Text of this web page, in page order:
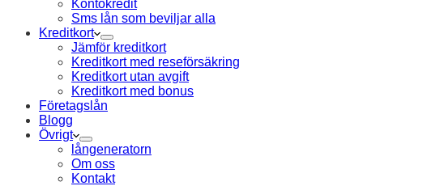
Kontokredit
Sms lån som beviljar alla
Kreditkort
Jämför kreditkort
Kreditkort med reseförsäkring
Kreditkort utan avgift
Kreditkort med bonus
Företagslån
Blogg
Övrigt
långeneratorn
Om oss
Kontakt